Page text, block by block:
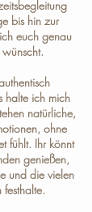
bis hin zur
euch genau
halte ich mich
natürliche,
ohne
fühlt. Ihr könnt
genießen,
und die vielen